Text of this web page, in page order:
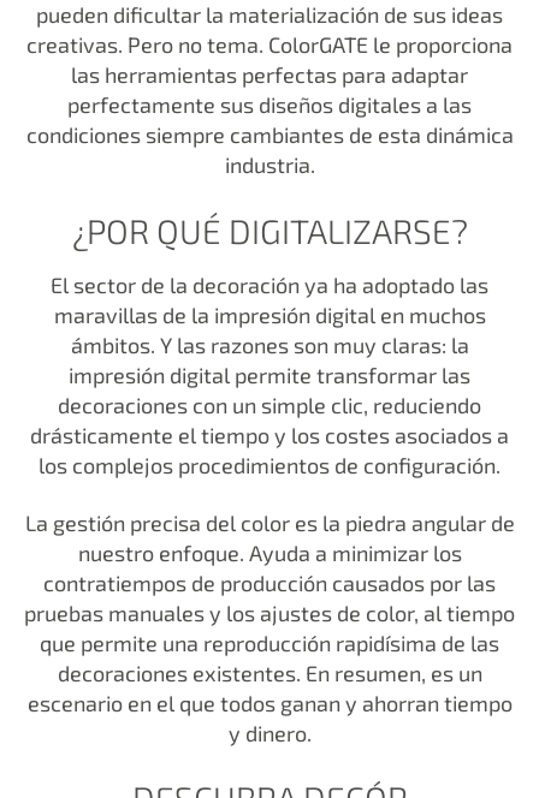
pueden dificultar la materialización de sus ideas
creativas. Pero no tema. ColorGATE le proporciona
las herramientas perfectas para adaptar
perfectamente sus diseños digitales a las
condiciones siempre cambiantes de esta dinámica
industria.
¿POR QUÉ DIGITALIZARSE?
El sector de la decoración ya ha adoptado las
maravillas de la impresión digital en muchos
ámbitos. Y las razones son muy claras: la
impresión digital permite transformar las
decoraciones con un simple clic, reduciendo
drásticamente el tiempo y los costes asociados a
los complejos procedimientos de configuración.
La gestión precisa del color es la piedra angular de
nuestro enfoque. Ayuda a minimizar los
contratiempos de producción causados por las
pruebas manuales y los ajustes de color, al tiempo
que permite una reproducción rapidísima de las
decoraciones existentes. En resumen, es un
escenario en el que todos ganan y ahorran tiempo
y dinero.